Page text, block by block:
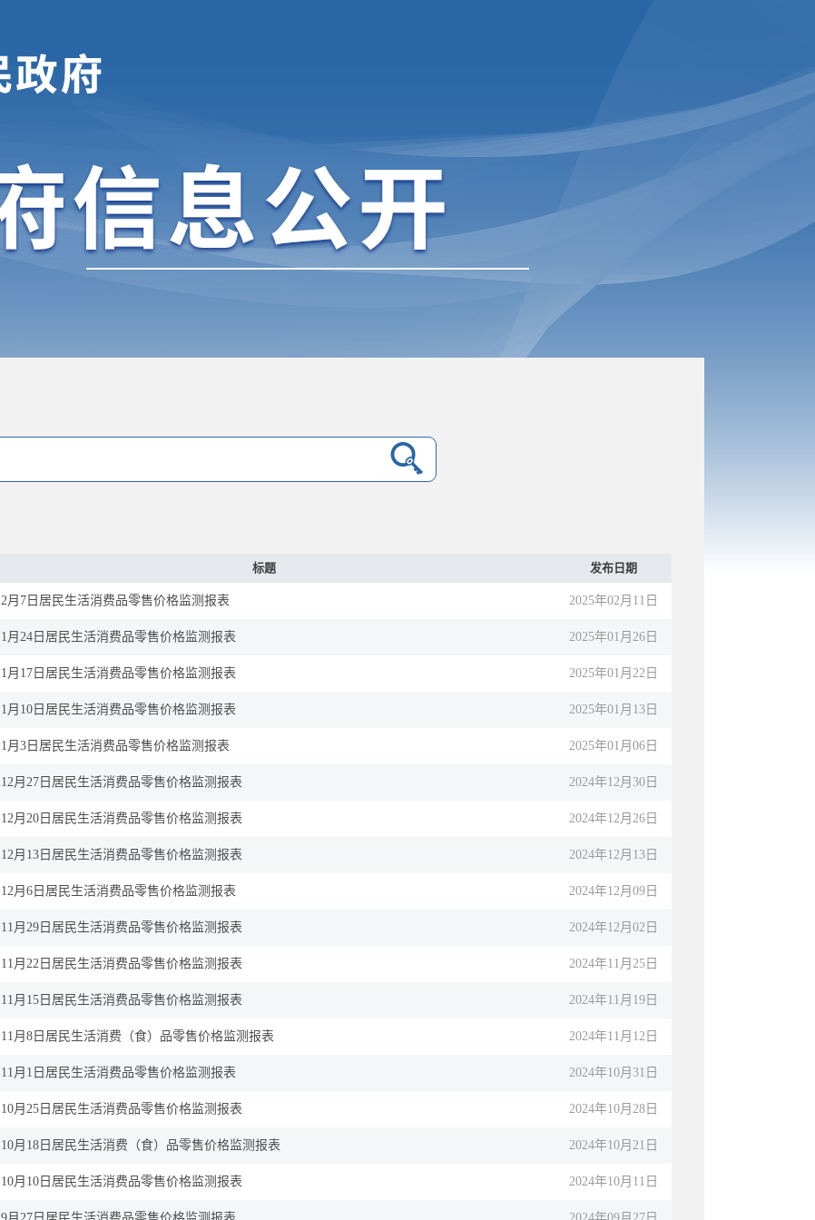
标题 发布日期
2月7日居民生活消费品零售价格监测报表 2025年02月11日
1月24日居民生活消费品零售价格监测报表 2025年01月26日
1月17日居民生活消费品零售价格监测报表 2025年01月22日
1月10日居民生活消费品零售价格监测报表 2025年01月13日
1月3日居民生活消费品零售价格监测报表 2025年01月06日
12月27日居民生活消费品零售价格监测报表 2024年12月30日
12月20日居民生活消费品零售价格监测报表 2024年12月26日
12月13日居民生活消费品零售价格监测报表 2024年12月13日
12月6日居民生活消费品零售价格监测报表 2024年12月09日
11月29日居民生活消费品零售价格监测报表 2024年12月02日
11月22日居民生活消费品零售价格监测报表 2024年11月25日
11月15日居民生活消费品零售价格监测报表 2024年11月19日
11月8日居民生活消费（食）品零售价格监测报表 2024年11月12日
11月1日居民生活消费品零售价格监测报表 2024年10月31日
10月25日居民生活消费品零售价格监测报表 2024年10月28日
10月18日居民生活消费（食）品零售价格监测报表 2024年10月21日
10月10日居民生活消费品零售价格监测报表 2024年10月11日